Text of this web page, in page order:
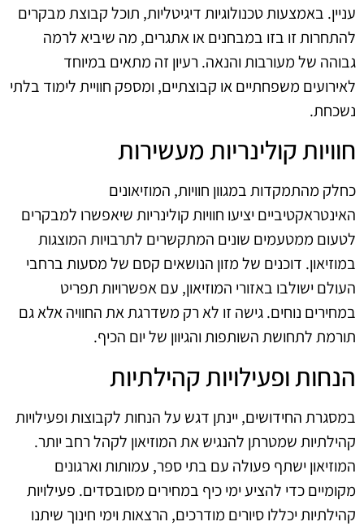
עניין. באמצעות טכנולוגיות דיגיטליות, תוכל קבוצת מבקרים
להתחרות זו בזו במבחנים או אתגרים, מה שיביא לרמה
גבוהה של מעורבות והנאה. רעיון זה מתאים במיוחד
לאירועים משפחתיים או קבוצתיים, ומספק חוויית לימוד בלתי
נשכחת.
חוויות קולינריות מעשירות
כחלק מהתמקדות במגוון חוויות, המוזיאונים
האינטראקטיביים יציעו חוויות קולינריות שיאפשרו למבקרים
לטעום ממטעמים שונים המתקשרים לתרבויות המוצגות
במוזיאון. דוכנים של מזון הנושאים קסם של מסעות ברחבי
העולם ישולבו באזורי המוזיאון, עם אפשרויות תפריט
במחירים נוחים. גישה זו לא רק משדרגת את החוויה אלא גם
תורמת לתחושת השותפות והגיוון של יום הכיף.
הנחות ופעילויות קהילתיות
במסגרת החידושים, יינתן דגש על הנחות לקבוצות ופעילויות
קהילתיות שמטרתן להנגיש את המוזיאון לקהל רחב יותר.
המוזיאון ישתף פעולה עם בתי ספר, עמותות וארגונים
מקומיים כדי להציע ימי כיף במחירים מסובסדים. פעילויות
קהילתיות יכללו סיורים מודרכים, הרצאות וימי חינוך שיתנו